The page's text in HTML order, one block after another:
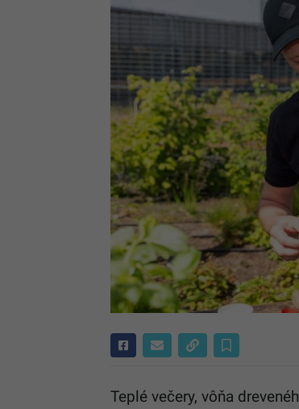
Teplé večery, vôňa